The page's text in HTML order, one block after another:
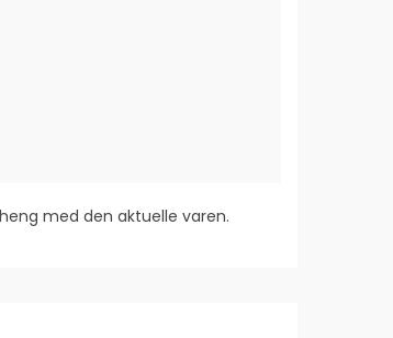
med den aktuelle varen.